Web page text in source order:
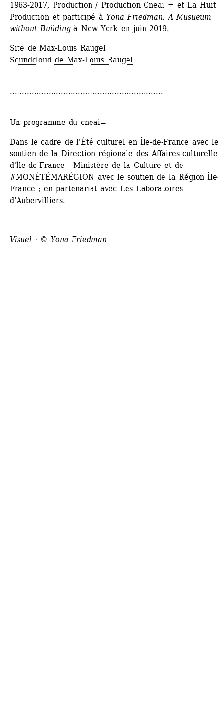
1963-2017, Production / Production Cneai = et La Huit
Production et participé à Yona Friedman, A Musueum
without Buildingà New York en juin 2019.
Site de Max-Louis Raugel
Soundcloud de Max-Louis Raugel
...............................................................
Un programme du cneai=
Dans le cadre de l'Été culturel en Île-de-France avec
soutien de la Direction régionale des Affaires
d'Île-de-France - Ministère de la Culture et de
#MONÉTÉMARÉGION avec le soutien de la Région
France ; en partenariat avec Les Laboratoires
d’Aubervilliers.
Visuel : © Yona Friedman